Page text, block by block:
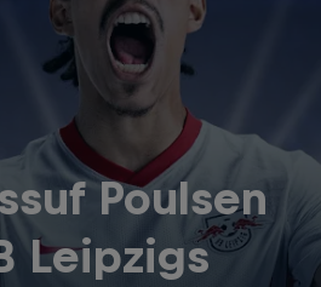
Poulsen
Leipzigs